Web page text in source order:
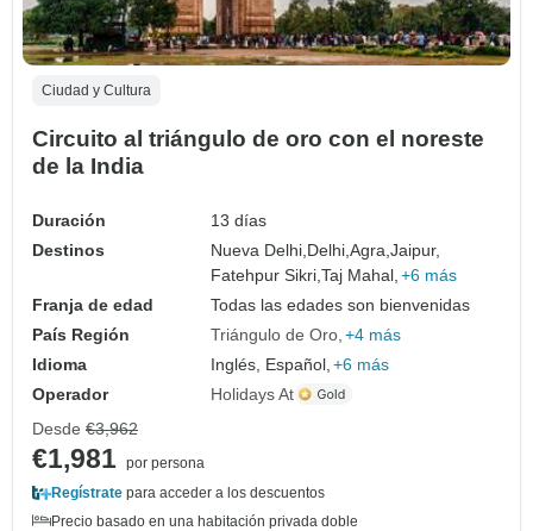
Ciudad y Cultura
Circuito al triángulo de oro con el noreste
de la India
Duración
13 días
Destinos
Nueva Delhi, Delhi,Agra,Jaipur,
Fatehpur Sikri,Taj Mahal, +6 más
Franja de edad
Todas las edades son bienvenidas
País Región
Triángulo de Oro +4 más
Idioma
Inglés, Español, +6 más
Operador
Holidays At
Desde €3,962
€1,981 por persona
Regístrate para acceder a los descuentos
Precio basado en una habitación privada doble